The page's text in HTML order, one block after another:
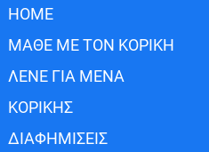
HOME
ΜΑΘΕ ΜΕ ΤΟΝ ΚΟΡΙΚΗ
ΛΕΝΕ ΓΙΑ ΜΕΝΑ
ΚΟΡΙΚΗΣ
ΔΙΑΦΗΜΙΣΕΙΣ